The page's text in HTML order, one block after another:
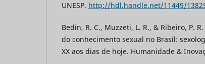
UNESP. http://hdl.handle.net/11449/
Bedin, R. C., Muzzeti, L. R., & Ribeiro, P.
do conhecimento sexual no Brasil:
XX aos dias de hoje. Humanidade &